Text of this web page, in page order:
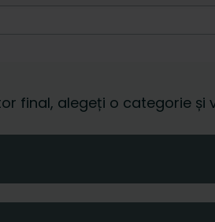
final, alegeți o categorie